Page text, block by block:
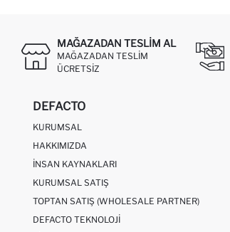
MAĞAZADAN TESLIM AL
MAĞAZADAN TESLIM
ÜCRETSIZ
DEFACTO
KURUMSAL
HAKKIMIZDA
İNSAN KAYNAKLARI
KURUMSAL SATIŞ
TOPTAN SATIŞ (WHOLESALE PARTNER)
DEFACTO TEKNOLOJI